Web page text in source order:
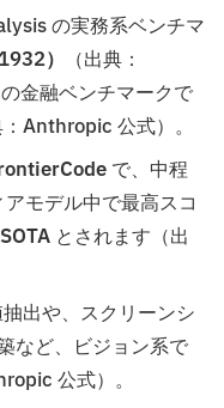
の実務系ベンチマ
）
（出典：
金融ベンチマークで
Anthropic 公式）。
で、中程
モデル中で最高スコ
とされます（出
出や、スクリーンシ
など、ビジョン系で
公式）。